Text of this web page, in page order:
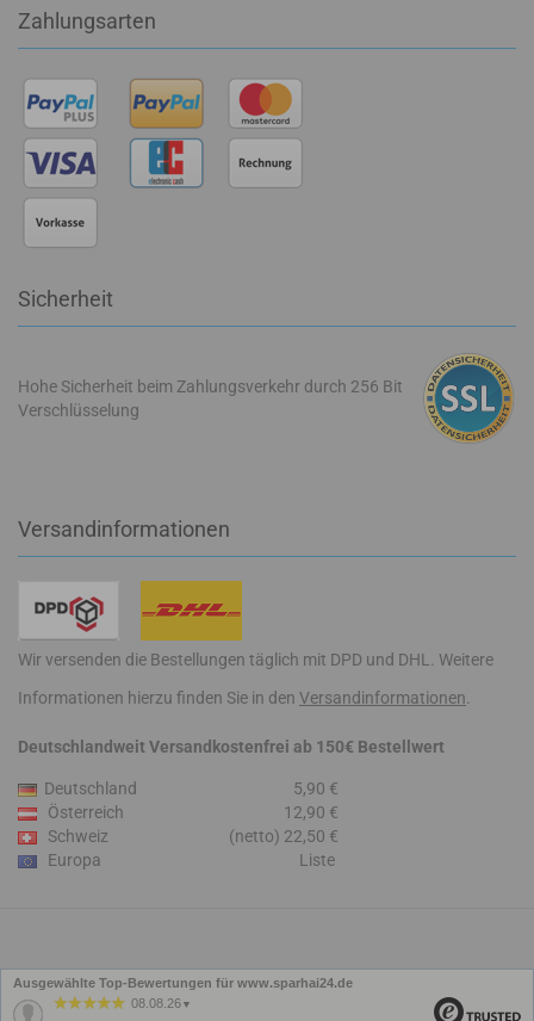
Zahlungsarten
Sicherheit
Hohe Sicherheit beim Zahlungsverkehr durch 256 Bit
Verschlüsselung
Versandinformationen
Wir versenden die Bestellungen täglich mit DPD und DHL. Weitere
Informationen hierzu finden Sie in den Versandinformationen
Deutschlandweit Versandkostenfrei ab 150€ Bestellwert
Deutschland
5,90 €
Österreich
12,90 €
Schweiz
(netto) 22,50 €
Europa
Liste
Ausgewählte Top-Bewertungen für www.sparhai24.de
08.08.26 ▼